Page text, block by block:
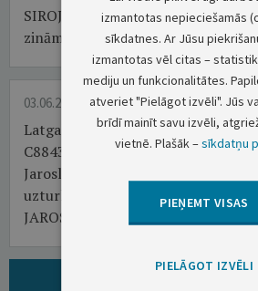
SIROJIDDIN FAYZULLAEV, dzim.
zināmā adrese:...VAIRĀK
03.06.2026.
Latgales rajona tiesas tiesvedībā
C88437125 Violetas Timofeičikas
Jaroslavu Timofeičiku par laulības
uzturlīdzekļu piedziņu. Tiesa
JAROSLAVU TIMOFEIČIKU, dzim.
izmantotas nepieciešamās
sīkdatnes. Ar Jūsu
izmantotas vēl citas –
mediju un funkcionalitātes.
atveriet "Pielāgot izvēli". Jūs
brīdī mainīt savu izvēli,
vietnē. Plašāk –sīkdatņu
PIEŅEMT VISAS
PIELĀGOT IZVĒLI